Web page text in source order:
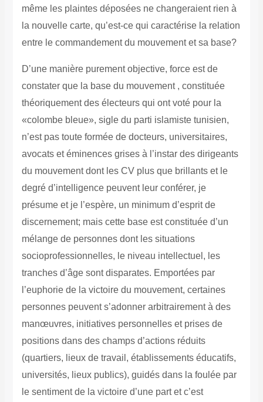
même les plaintes déposées ne changeraient rien à
la nouvelle carte, qu’est-ce qui caractérise la relation
entre le commandement du mouvement et sa base?
D’une manière purement objective, force est de
constater que la base du mouvement , constituée
théoriquement des électeurs qui ont voté pour la
«colombe bleue», sigle du parti islamiste tunisien,
n’est pas toute formée de docteurs, universitaires,
avocats et éminences grises à l’instar des dirigeants
du mouvement dont les CV plus que brillants et le
degré d’intelligence peuvent leur conférer, je
présume et je l’espère, un minimum d’esprit de
discernement; mais cette base est constituée d’un
mélange de personnes dont les situations
socioprofessionnelles, le niveau intellectuel, les
tranches d’âge sont disparates. Emportées par
l’euphorie de la victoire du mouvement, certaines
personnes peuvent s’adonner arbitrairement à des
manœuvres, initiatives personnelles et prises de
positions dans des champs d’actions réduits
(quartiers, lieux de travail, établissements éducatifs,
universités, lieux publics), guidés dans la foulée par
le sentiment de la victoire d’une part et c’est